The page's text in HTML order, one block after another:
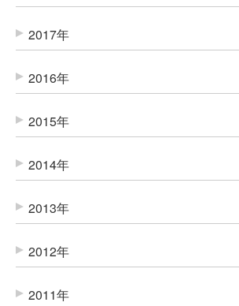
2017年
2016年
2015年
2014年
2013年
2012年
2011年